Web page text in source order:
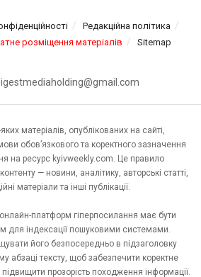
Редакційна політика
розміщення матеріалів Sitemap
матеріалів, опублікованих на сайті,
обов’язкового та коректного зазначення
на ресурс kyivweekly.com. Це правило
— новини, аналітику, авторські статті,
матеріали та інші публікації.
платформ гіперпосилання має бути
для індексації пошуковими системами.
його безпосередньо в підзаголовку
абзаці тексту, щоб забезпечити коректне
прозорість походження інформації.